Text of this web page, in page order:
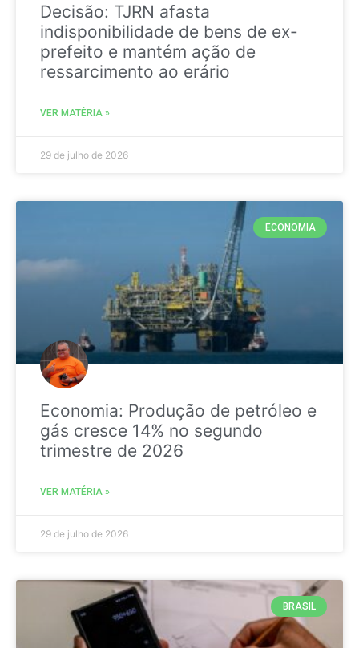
Decisão: TJRN afasta
indisponibilidade de bens de ex-
prefeito e mantém ação de
ressarcimento ao erário
VER MATÉRIA »
29 de julho de 2026
ECONOMIA
Economia: Produção de petróleo e
gás cresce 14% no segundo
trimestre de 2026
VER MATÉRIA »
29 de julho de 2026
BRASIL